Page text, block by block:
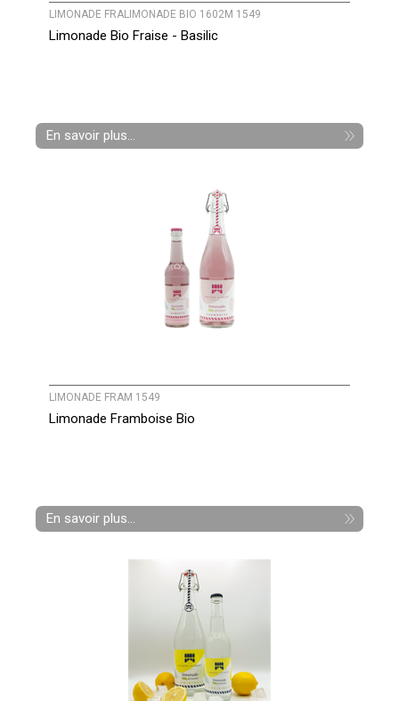
LIMONADE FRALIMONADE BIO 1602M 1549
Limonade Bio Fraise - Basilic
En savoir plus...
LIMONADE FRAM 1549
Limonade Framboise Bio
En savoir plus...